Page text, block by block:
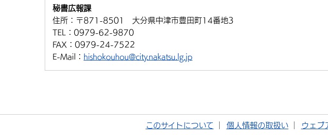
秘書広報課
住所： 〒871-8501 大分県中津市豊田町14番地3
TEL： 0979-62-9870
FAX： 0979-24-7522
E-Mail： hishokouhou@city.nakatsu.lg.jp
このサイトについて 個人情報の取扱い ウェブ